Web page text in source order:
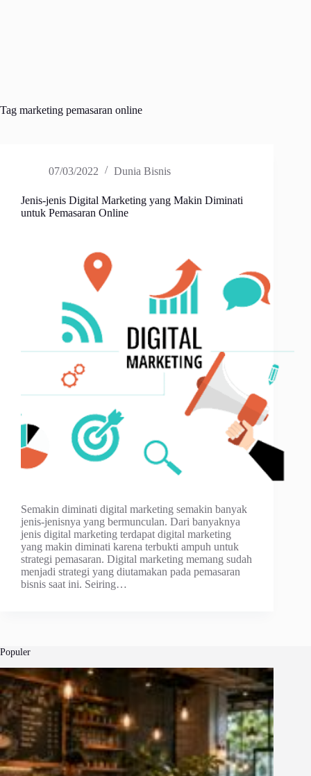
Tag marketing pemasaran online
07/03/2022 Dunia Bisnis
Jenis-jenis Digital Marketing yang Makin Diminati
untuk Pemasaran Online
Semakin diminati digital marketing semakin banyak
jenis-jenisnya yang bermunculan. Dari banyaknya
jenis digital marketing terdapat digital marketing
yang makin diminati karena terbukti ampuh untuk
strategi pemasaran. Digital marketing memang sudah
menjadi strategi yang diutamakan pada pemasaran
bisnis saat ini. Seiring…
Populer